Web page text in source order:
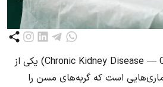
بیماری کلیوی مزمن (Chronic Kidney Disease — CKD) یکی از
است که گربه‌های مسن را